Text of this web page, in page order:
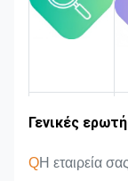
Εμπειρία στον
Γενικές
QΗ εταιρεία